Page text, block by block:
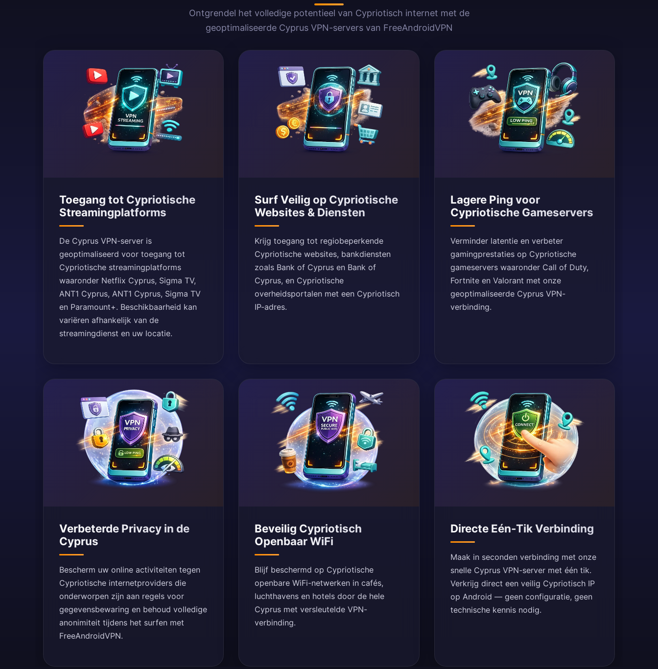
Ontgrendel het volledige potentieel van Cypriotisch internet met de
geoptimaliseerde Cyprus VPN-servers van FreeAndroidVPN
Toegang tot Cypriotische
Streamingplatforms
De Cyprus VPN-server is
geoptimaliseerd voor toegang tot
Cypriotische streamingplatforms
waaronder Netflix Cyprus, Sigma TV,
ANT1 Cyprus, ANT1 Cyprus, Sigma TV
en Paramount+. Beschikbaarheid kan
variëren afhankelijk van de
streamingdienst en uw locatie.
Surf Veilig op Cypriotische
Websites & Diensten
Krijg toegang tot regiobeperkende
Cypriotische websites, bankdiensten
zoals Bank of Cyprus en Bank of
Cyprus, en Cypriotische
overheidsportalen met een Cypriotisch
IP-adres.
Lagere Ping voor
Cypriotische Gameservers
Verminder latentie en verbeter
gamingprestaties op Cypriotische
gameservers waaronder Call of Duty,
Fortnite en Valorant met onze
geoptimaliseerde Cyprus VPN-
verbinding.
Verbeterde Privacy in de
Cyprus
Bescherm uw online activiteiten tegen
Cypriotische internetproviders die
onderworpen zijn aan regels voor
gegevensbewaring en behoud volledige
anonimiteit tijdens het surfen met
FreeAndroidVPN.
Beveilig Cypriotisch
Openbaar WiFi
Blijf beschermd op Cypriotische
openbare WiFi-netwerken in cafés,
luchthavens en hotels door de hele
Cyprus met versleutelde VPN-
verbinding.
Directe Eén-Tik Verbinding
Maak in seconden verbinding met onze
snelle Cyprus VPN-server met één tik.
Verkrijg direct een veilig Cypriotisch IP
op Android — geen configuratie, geen
technische kennis nodig.